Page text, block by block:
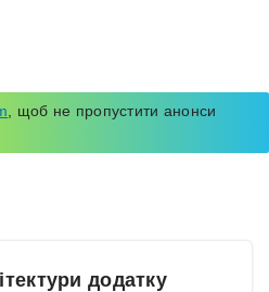
, щоб не пропустити анонси
додатку